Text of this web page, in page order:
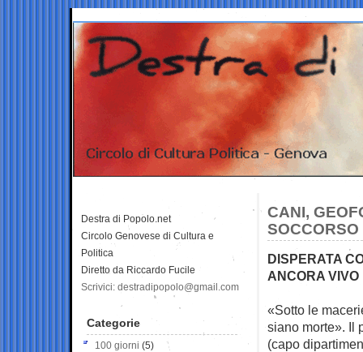
CANI,
SOCCORSO
DISPERATA
ANCORA VIVO
«Sotto le
siano morte». Il
(capo
Destra di Popolo.net
Circolo Genovese di Cultura e
Politica
Diretto da Riccardo Fucile
Scrivici: destradipopolo@gmail.com
Categorie
100 giorni (5)